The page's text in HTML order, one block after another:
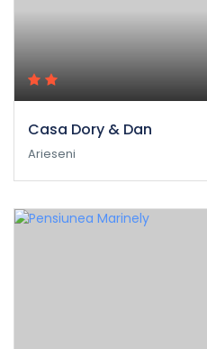
Casa Dory & Dan
Arieseni